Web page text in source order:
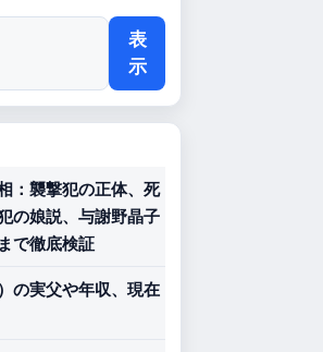
表
示
：襲撃犯の正体、死
の娘説、与謝野晶子
で徹底検証
の実父や年収、現在